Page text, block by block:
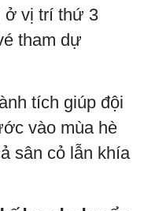
ở vị trí thứ 3
tham dự
tích giúp đội
vào mùa hè
sân cỏ lẫn khía